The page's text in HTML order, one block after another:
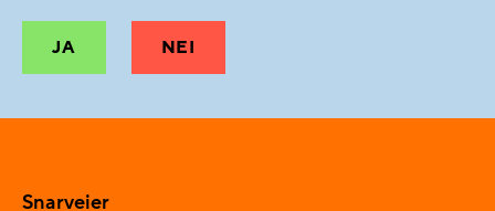
JA NEI
Snarveier